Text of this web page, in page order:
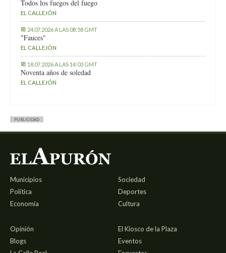
Todos los fuegos del fuego
EL CALLEJÓN
24.07.2026 A LAS 08:58 GMT
"Fauces"
EL CALLEJÓN
18.07.2026 A LAS 14:03 GMT
Noventa años de soledad
EL CALLEJÓN
PUBLICIDAD
Municipios
Política
Economía
Sociedad
Deportes
Cultura
Opinión
Blogs
El Kiosco de la Plaza
Eventos